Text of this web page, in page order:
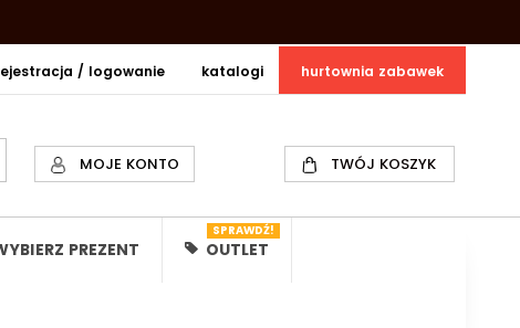
hurtownia zabawek
katalogi
/ logowanie
MOJE KONTO TWÓJ KOSZYK
PREZENT OUTLET
SPRAWDŹ!